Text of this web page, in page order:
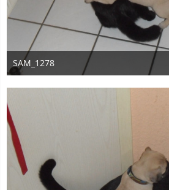
SAM_1278
23. Juni 2014
1